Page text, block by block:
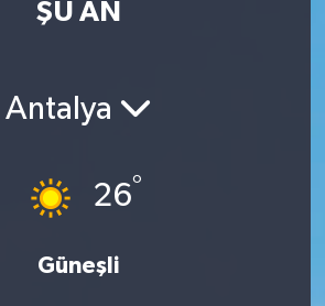
ŞU AN
Antalya
26°
Güneşli